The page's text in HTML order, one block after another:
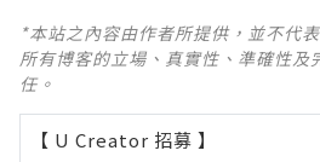
*本站之內容由作者所提供，並不代
所有博客的立場、真實性、準確性及
任。
【 U Creator 招募 】